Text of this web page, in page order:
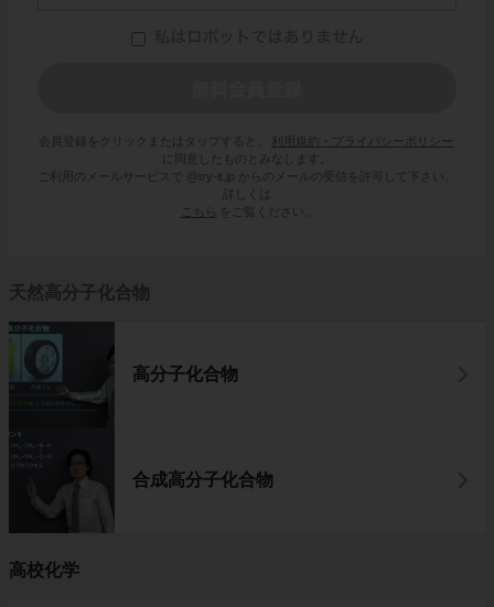
会員登録をクリックまたはタップすると、
利用規約・プライバシーポリシー
に同意したものとみなします。
ご利用のメールサービスで @try-it.jp からのメールの受信を許可して下さい。
詳しくは
こちら
をご覧ください。
天然高分子化合物
高分子化合物
合成高分子化合物
高校化学